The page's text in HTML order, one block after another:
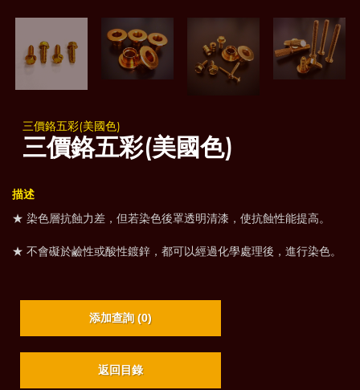
三價鉻五彩(美國色)
三價鉻五彩(美國色)
描述
★ 染色層抗蝕力差，但若染色後罩透明清漆，使抗蝕性能提高。
★ 不會礙於鹼性或酸性鍍鋅，都可以經過化學處理後，進行染色。
添加查詢 (0)
返回目錄